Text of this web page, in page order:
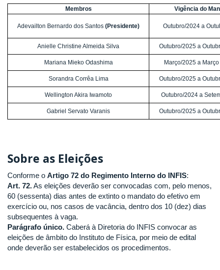
Membros Vigência do
Adevailton Bernardo dos Santos (Presidente) Outubro/2024 a
Anielle Christine Almeida Silva Outubro/2025 a
Mariana Mieko Odashima Março/2025 a
Sorandra Corrêa Lima Outubro/2025 a
Wellington Akira Iwamoto Outubro/2024 a
Gabriel Servato Varanis Outubro/2025 a
Sobre as Eleições
Conforme o Artigo 72 do Regimento Interno do INFIS:
Art. 72.As eleições deverão ser convocadas com, pelo menos,
60 (sessenta) dias antes de extinto o mandato do efetivo em
exercício ou, nos casos de vacância, dentro dos 10 (dez) dias
subsequentes à vaga.
Parágrafo único. Caberá à Diretoria do INFIS convocar as
eleições de âmbito do Instituto de Física, por meio de edital
onde deverão ser estabelecidos os procedimentos.